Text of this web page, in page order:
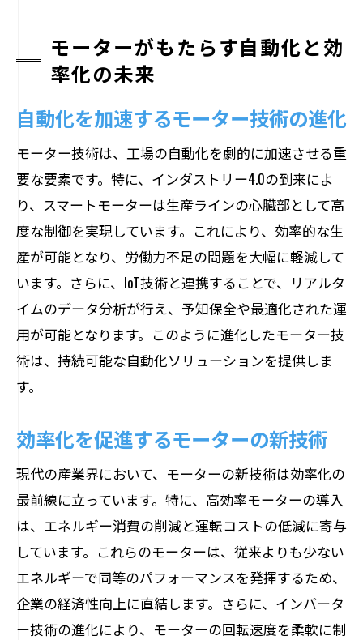
モーターがもたらす自動化と効
率化の未来
自動化を加速するモーター技術の進化
モーター技術は、工場の自動化を劇的に加速させる重
要な要素です。特に、インダストリー4.0の到来によ
り、スマートモーターは生産ラインの心臓部として高
度な制御を実現しています。これにより、効率的な生
産が可能となり、労働力不足の問題を大幅に軽減して
います。さらに、IoT技術と連携することで、リアルタ
イムのデータ分析が行え、予知保全や最適化された運
用が可能となります。このように進化したモーター技
術は、持続可能な自動化ソリューションを提供しま
す。
効率化を促進するモーターの新技術
現代の産業界において、モーターの新技術は効率化の
最前線に立っています。特に、高効率モーターの導入
は、エネルギー消費の削減と運転コストの低減に寄与
しています。これらのモーターは、従来よりも少ない
エネルギーで同等のパフォーマンスを発揮するため、
企業の経済性向上に直結します。さらに、インバータ
ー技術の進化により、モーターの回転速度を柔軟に制